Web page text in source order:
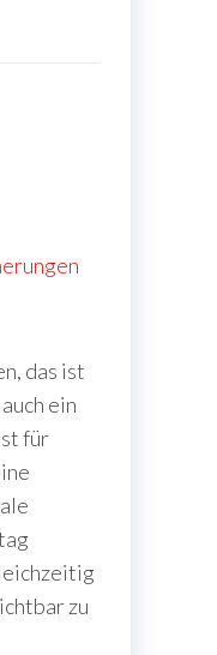
das ist
ein
für
zu